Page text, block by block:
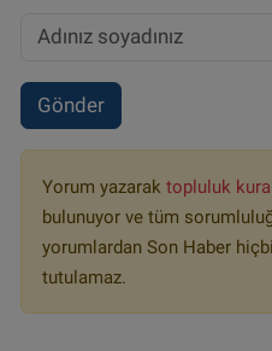
Gönder
Yorum yazarak topluluk
bulunuyor ve tüm
yorumlardan Son Haber
tutulamaz.